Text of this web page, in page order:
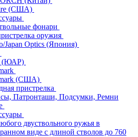
(США)
фонари
оружия
Japan Optics (Япония)
(ЮАР)
(США)
пристрелка
Патронташи, Подсумки, Ремни
двуствольного ружья в
виде с длиной стволов до 760